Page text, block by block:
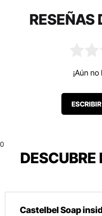
RESEÑAS
¡Aún
0
Castelbel Soap